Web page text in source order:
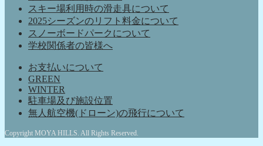
スキー場利用時の滑走具について
2025シーズンのリフト料金について
スノーボードパークについて
学校関係者の皆様へ
お支払いについて
GREEN
WINTER
駐車場及び施設位置
無人航空機(ドローン)の飛行について
Copyright MOYA HILLS. All Rights Reserved.